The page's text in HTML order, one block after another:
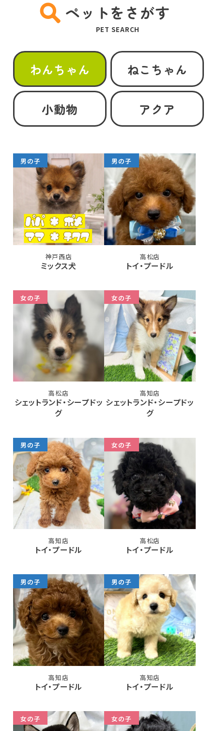
ペットをさがす
PET SEARCH
わんちゃん ねこちゃん
小動物 アクア
男の子
神戸西店
ミックス犬
男の子
高松店
トイ・プードル
女の子
高松店
シェットランド・シープドッ
グ
女の子
高知店
シェットランド・シープドッ
グ
男の子
高知店
トイ・プードル
女の子
高松店
トイ・プードル
男の子
高知店
トイ・プードル
男の子
高知店
トイ・プードル
女の子 女の子